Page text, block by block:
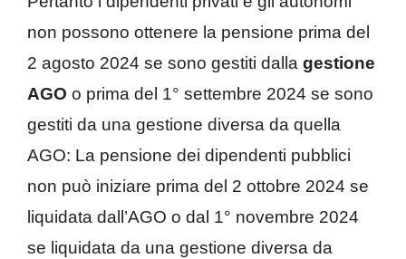
non possono ottenere la pensione prima del
2 agosto 2024 se sono gestiti dalla gestione
AGO o prima del 1° settembre 2024 se sono
gestiti da una gestione diversa da quella
AGO: La pensione dei dipendenti pubblici
non può iniziare prima del 2 ottobre 2024 se
liquidata dall’AGO o dal 1° novembre 2024
se liquidata da una gestione diversa da